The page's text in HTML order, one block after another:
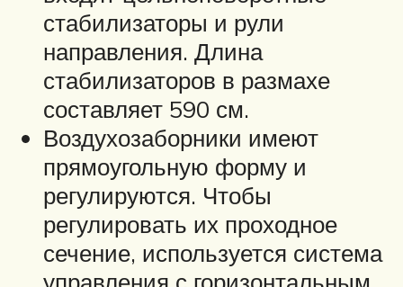
стабилизаторы и рули
направления. Длина
стабилизаторов в размахе
составляет 590 см.
Воздухозаборники имеют
прямоугольную форму и
регулируются. Чтобы
регулировать их проходное
сечение, используется система